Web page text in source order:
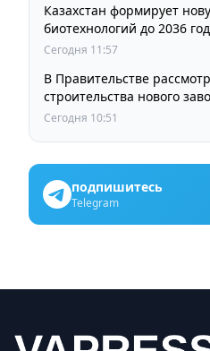
Казахстан формирует
биотехнологий до 2036
Сегодня 11:57
В Правительстве
строительства нового
области
Сегодня 10:51
подпишитесь
Telegram